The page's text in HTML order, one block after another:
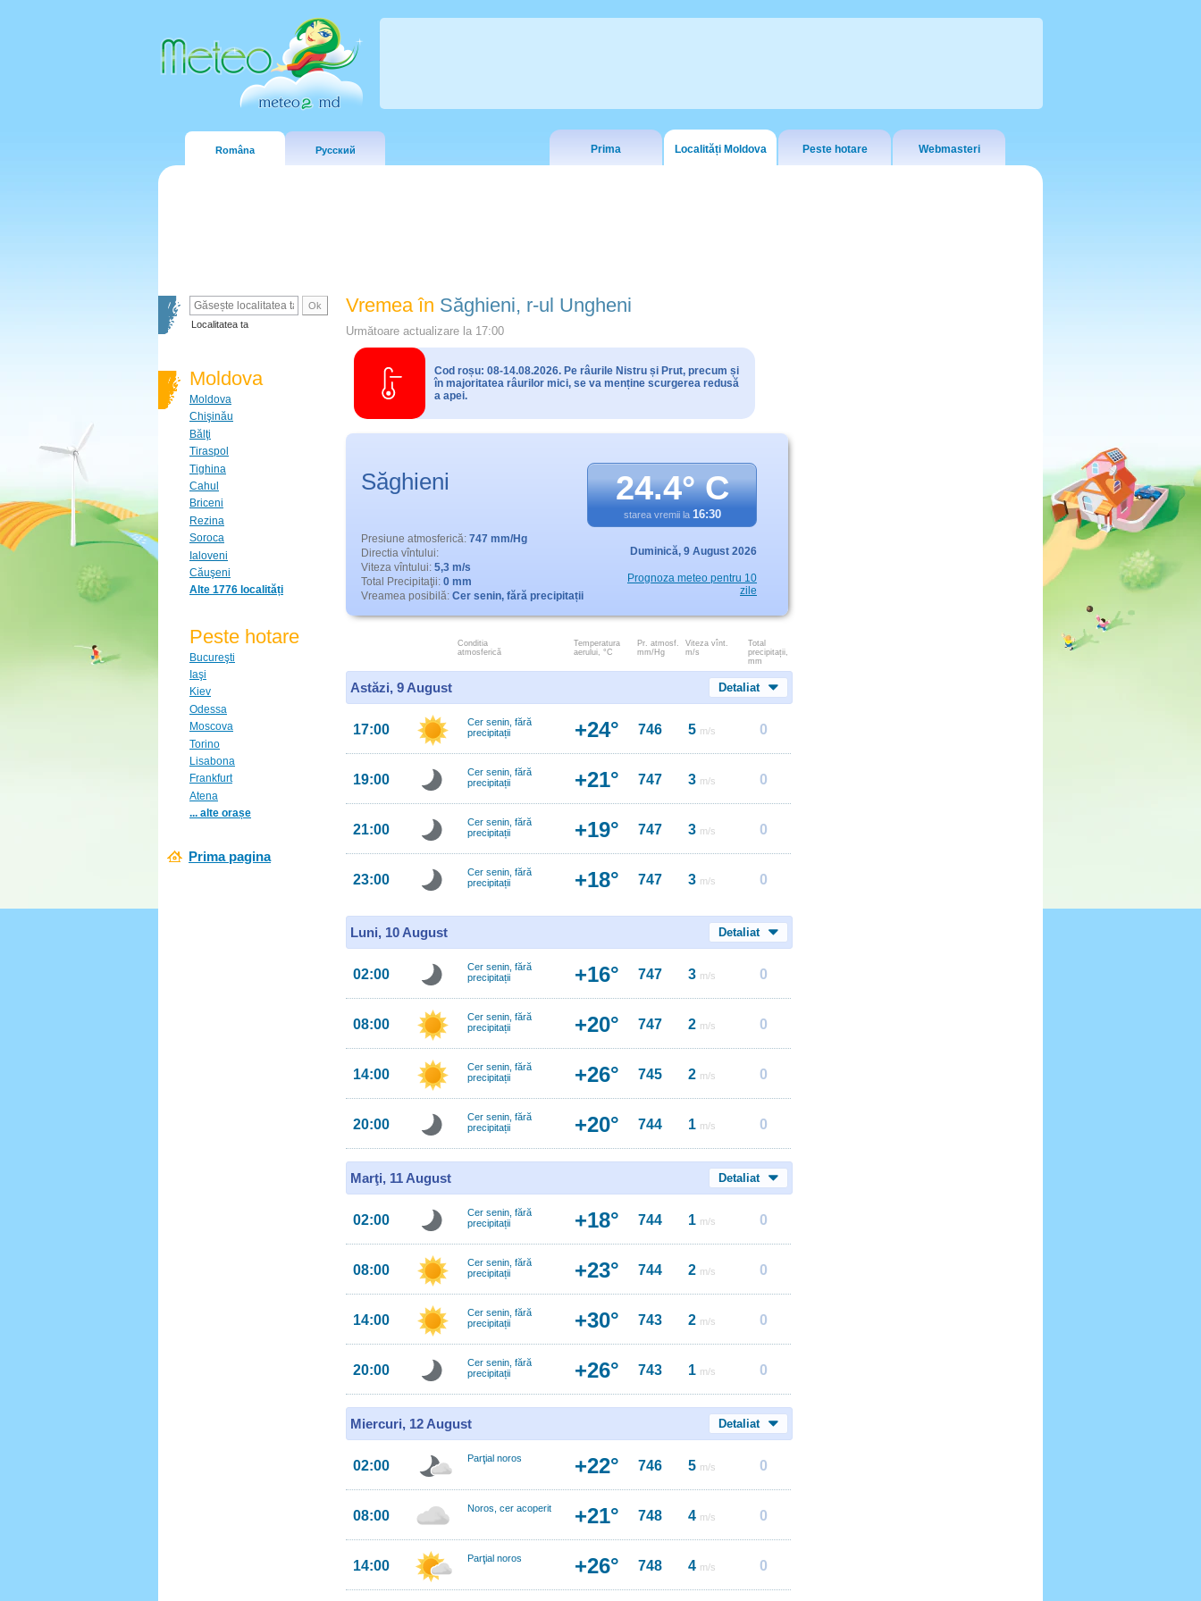
Româna Русский Prima Localități Moldova Peste hotare Webmasteri
Localitatea ta
Moldova
Moldova
Chişinău
Bălţi
Tiraspol
Tighina
Cahul
Briceni
Rezina
Soroca
Ialoveni
Căuşeni
Alte 1776 localități
Peste hotare
Bucureşti
Iaşi
Kiev
Odessa
Moscova
Torino
Lisabona
Frankfurt
Atena
... alte orașe
Prima pagina
Vremea în Săghieni, r-ul Ungheni
Următoare actualizare la 17:00
Cod roșu: 08-14.08.2026. Pe râurile Nistru și Prut, precum și
în majoritatea râurilor mici, se va menține scurgerea redusă
a apei.
Săghieni 24.4° C
starea vremii la 16:30
Presiune atmosferică: 747 mm/Hg
Directia vîntului:
Viteza vîntului: 5,3 m/s
Total Precipitaţii: 0 mm
Vreamea posibilă: Cer senin, fără precipitații
Duminică, 9 August 2026
Prognoza meteo pentru 10
zile
Conditia
atmosferică
Temperatura
aerului, °C
Pr. atmosf.
mm/Hg
Viteza vînt.
m/s
Total
precipitații,
mm
Astăzi, 9 August Detaliat
17:00
Cer senin, fără
precipitații
+24° 746 5 m/s 0
19:00
Cer senin, fără
precipitații
+21° 747 3 m/s 0
21:00
Cer senin, fără
precipitații
+19° 747 3 m/s 0
23:00
Cer senin, fără
precipitații
+18° 747 3 m/s 0
Luni, 10 August Detaliat
02:00
Cer senin, fără
precipitații
+16° 747 3 m/s 0
08:00
Cer senin, fără
precipitații
+20° 747 2 m/s 0
14:00
Cer senin, fără
precipitații
+26° 745 2 m/s 0
20:00
Cer senin, fără
precipitații
+20° 744 1 m/s 0
Marţi, 11 August Detaliat
02:00
Cer senin, fără
precipitații
+18° 744 1 m/s 0
08:00
Cer senin, fără
precipitații
+23° 744 2 m/s 0
14:00
Cer senin, fără
precipitații
+30° 743 2 m/s 0
20:00
Cer senin, fără
precipitații
+26° 743 1 m/s 0
Miercuri, 12 August Detaliat
02:00 Parţial noros +22° 746 5 m/s 0
08:00 Noros, cer acoperit +21° 748 4 m/s 0
14:00 Parţial noros +26° 748 4 m/s 0